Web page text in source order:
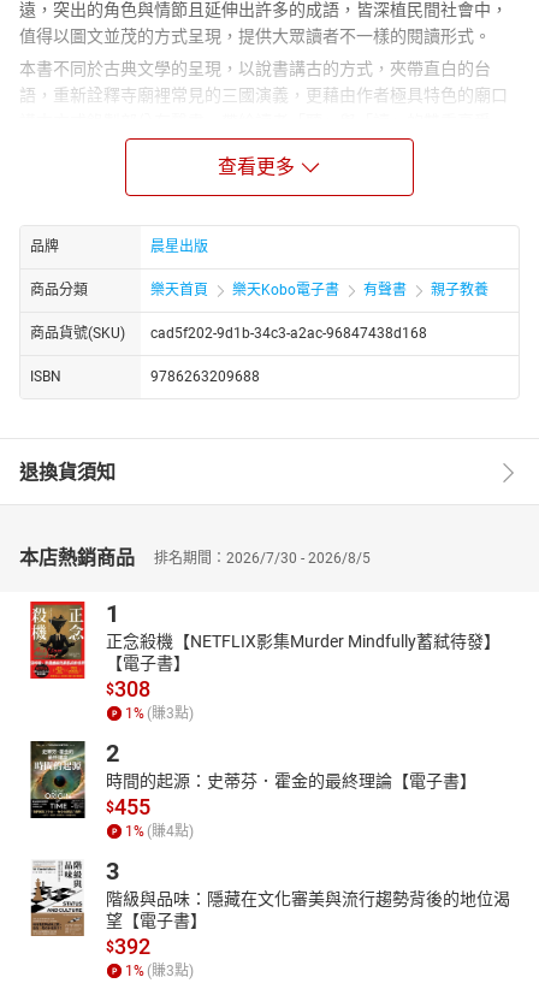
遠，突出的角色與情節且延伸出許多的成語，皆深植民間社會中，
值得以圖文並茂的方式呈現，提供大眾讀者不一樣的閱讀形式。
本書不同於古典文學的呈現，以說書講古的方式，夾帶直白的台
語，重新詮釋寺廟裡常見的三國演義，更藉由作者極具特色的廟口
1.台灣民間宮廟大量裝飾的三國演義故事流傳久遠，由作者極具特
國演義故事，有別於以往閱讀三國的經驗。
2.說書人採用台灣各地民間寺廟頻繁出現的三國裝飾作品來說演三
國，串聯出在地有關三國演義的裝飾藝術圖像。
3.專家一致推薦
邵慶旺（國立台灣藝術大學古蹟藝術修護學系副教授、文物維護研
究中心主任）
軍事鬥爭與義膽忠肝精采內容，這次由郭喜斌老師頂真開講，他以
台灣傳統裝飾藝術的101則典故題材，圖文並茂且隨書附上真人發音
郭喜斌老師是研究台灣寺廟裝飾藝術的大專家，特別是戲文的解讀
更是他的獨門絕活，嘉惠不少學界與文史愛好者。此次新書特別設
計以三國故事為主題，並透過大量的圖像介紹，搭配QR code與說書
的聲音檔並呈，相信會讓讀者如同親臨廟埕聽郭老師「講古」。
李志上（名襄文化總修護師）
「三國」是台灣廟宇裝飾藝術中最普遍使用的題材之一，透過喜斌
老師的《走遊三國101回》，猶如聽故事般，讓您沉浸在台灣廟宇裝
飾藝術的內涵之中。
林茂賢（國立台中教育大學台灣語文學系副教授兼系主任）
喜斌對臺灣寺廟裝飾藝術幾近痴狂，特別是戲文解讀探索，更是讓
他忘記自己是活在廿一世紀的網路時代。他在國定無形文化六房媽
廌這本新書，相招來聽看喜斌怎麼用台語「講三國」。
洪瑩發（國立政治大學華人宗教研究中心助理研究員）
三國故事在亞洲漢字文化圈有深遠的影響，包含宗教與流行文化，
郭喜斌先生透過本書深入簡出的介紹，三國人物與情節躍然紙上，
查看更多
品牌 晨星出版
商品分類 樂天首頁 樂天Kobo電子書 有聲書 親子教養
商品貨號(SKU) cad5f202-9d1b-34c3-a2ac-96847438d168
ISBN 9786263209688
退換貨須知
本店熱銷商品 排名期間：2026/7/30 - 2026/8/5
1
正念殺機【NETFLIX影集Murder Mindfully蓄弒待發】
【電子書】
$308
1 % (賺3點)
2
時間的起源：史蒂芬．霍金的最終理論【電子書】
$455
1 % (賺4點)
3
階級與品味：隱藏在文化審美與流行趨勢背後的地位渴
望【電子書】
$392
1 % (賺3點)